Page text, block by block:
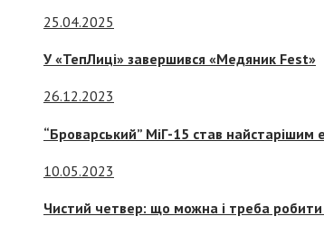
25.04.2025
У «ТепЛиці» завершився «Медяник Fest»
26.12.2023
“Броварський” МіГ-15 став найстарішим
10.05.2023
Чистий четвер: що можна і треба